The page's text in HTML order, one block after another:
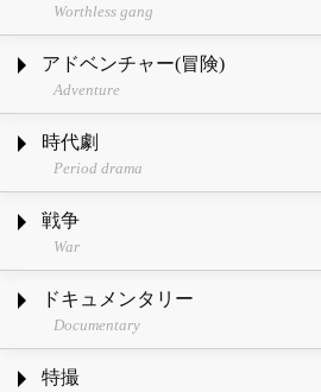
Worthless gang
アドベンチャー(冒険)
Adventure
時代劇
Period drama
戦争
War
ドキュメンタリー
Documentary
特撮